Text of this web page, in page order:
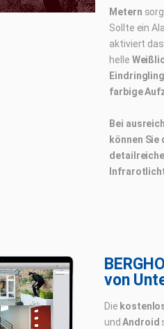
Metern
Sollte ein
aktiviert
helle
farbige
Bei
können Sie
von
Die
undAndroid